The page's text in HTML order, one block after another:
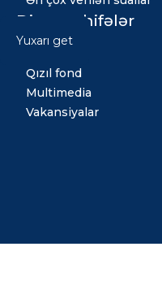
Digər səhifələr
Qızıl fond
Multimedia
Vakansiyalar
Yuxarı get